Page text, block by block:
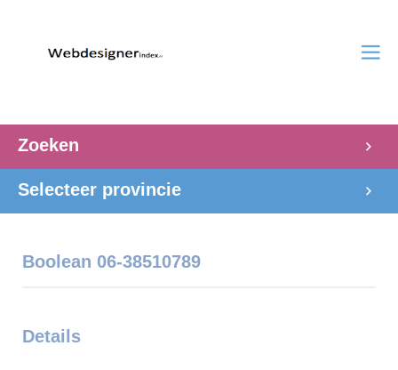
Zoeken
Selecteer provincie
Boolean 06-38510789
Details